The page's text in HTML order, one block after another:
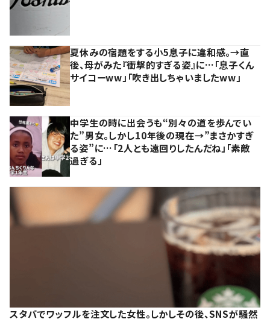
夏休みの宿題をする小5息子に違和感。→直
後、母がみた『衝撃的すぎる姿』に…「息子くん
サイコーww」「吹き出しちゃいましたww」
中学生の時に出会うも“別々の道を歩んでい
た”男女。しかし10年後の現在→”まさかすぎ
る姿”に…「2人とも遠回りしたんだね」「素敵
過ぎる」
スタバでワッフルを注文した女性。しかしその後、SNSが騒然